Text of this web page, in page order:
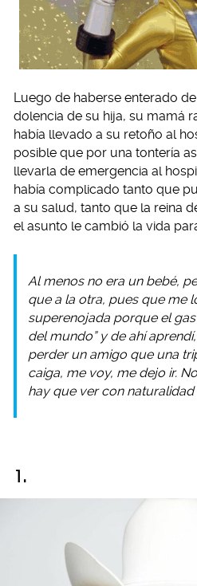
Luego de haberse enterado
dolencia de su hija, su mamá
había llevado a su retoño al
posible que por una tontería
llevarla de emergencia al
había complicado tanto que
a su salud, tanto que la reina
el asunto le cambió la vida
Al menos no era un bebé,
que a la otra, pues que me
superenojada porque el
del mundo” y de ahí
perder un amigo que una
caiga, me voy, me dejo ir.
hay que ver con naturalidad
1.